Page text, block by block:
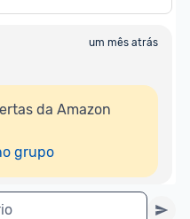
um mês atrás
da Amazon
grupo